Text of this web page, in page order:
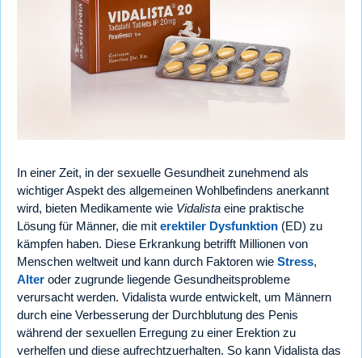
In einer Zeit, in der sexuelle Gesundheit zunehmend als
wichtiger Aspekt des allgemeinen Wohlbefindens anerkannt
wird, bieten Medikamente wie Vidalista eine praktische
Lösung für Männer, die mit erektiler Dysfunktion (ED) zu
kämpfen haben. Diese Erkrankung betrifft Millionen von
Menschen weltweit und kann durch Faktoren wie Stress,
Alter oder zugrunde liegende Gesundheitsprobleme
verursacht werden. Vidalista wurde entwickelt, um Männern
durch eine Verbesserung der Durchblutung des Penis
während der sexuellen Erregung zu einer Erektion zu
verhelfen und diese aufrechtzuerhalten. So kann Vidalista das